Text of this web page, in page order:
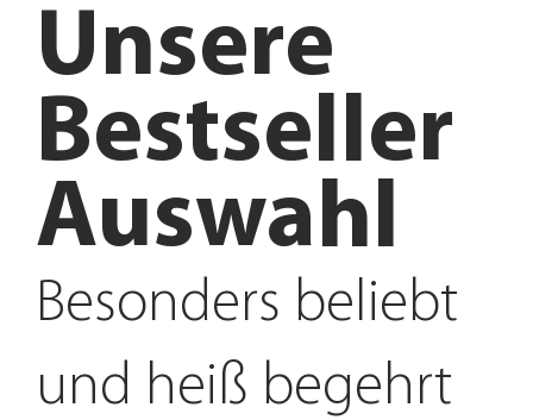
Bestseller
Auswahl
Unsere
Besonders beliebt
und heiß begehrt